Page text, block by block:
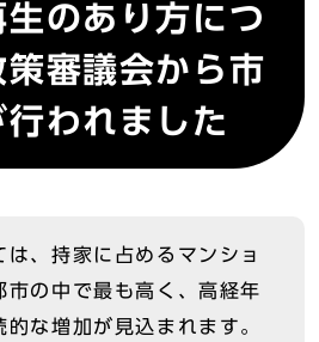
のあり方につ
策審議会から市
われました
、持家に占めるマンショ
市の中で最も高く、高経年
な増加が見込まれます。